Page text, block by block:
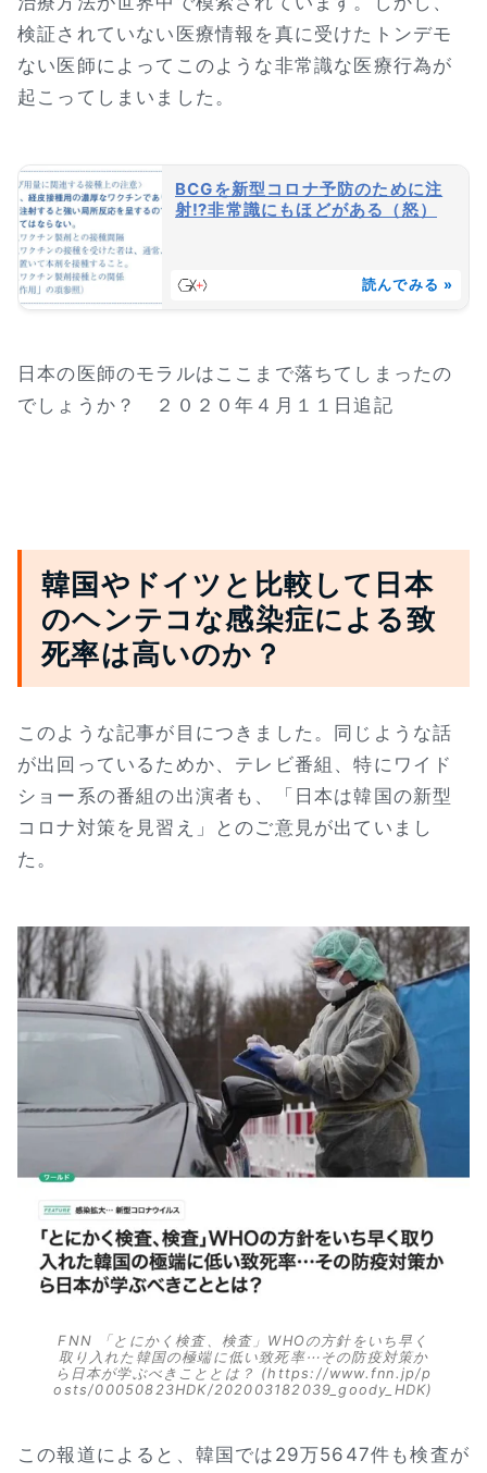
検証されていない医療情報を真に受けたトンデモ
ない医師によってこのような非常識な医療行為が
起こってしまいました。
BCGを新型コロナ予防のために注
射⁉非常識にもほどがある（怒）
読んでみる »
日本の医師のモラルはここまで落ちてしまったの
でしょうか？ ２０２０年４月１１日追記
韓国やドイツと比較して日本
のヘンテコな感染症による致
死率は高いのか？
このような記事が目につきました。同じような話
が出回っているためか、テレビ番組、特にワイド
ショー系の番組の出演者も、「日本は韓国の新型
コロナ対策を見習え」とのご意見が出ていまし
た。
FNN 「とにかく検査、検査」WHOの方針をいち早く
取り入れた韓国の極端に低い致死率⋯その防疫対策か
ら日本が学ぶべきこととは？ (https://www.fnn.jp/p
osts/00050823HDK/202003182039_goody_HDK)
この報道によると、韓国では29万5647件も検査が